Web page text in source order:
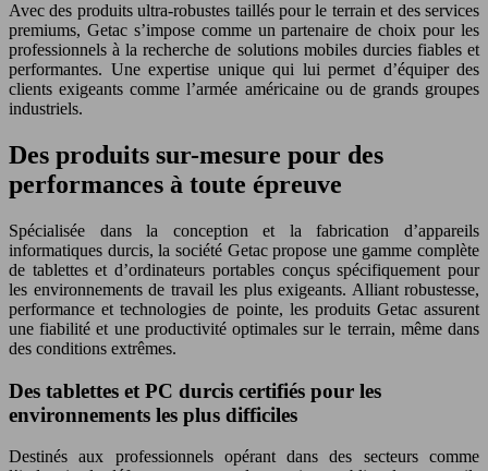
Avec des produits ultra-robustes taillés pour le terrain et des services
premiums, Getac s’impose comme un partenaire de choix pour les
professionnels à la recherche de solutions mobiles durcies fiables et
performantes. Une expertise unique qui lui permet d’équiper des
clients exigeants comme l’armée américaine ou de grands groupes
industriels.
Des produits sur-mesure pour des
performances à toute épreuve
Spécialisée dans la conception et la fabrication d’appareils
informatiques durcis, la société Getac propose une gamme complète
de tablettes et d’ordinateurs portables conçus spécifiquement pour
les environnements de travail les plus exigeants. Alliant robustesse,
performance et technologies de pointe, les produits Getac assurent
une fiabilité et une productivité optimales sur le terrain, même dans
des conditions extrêmes.
Des tablettes et PC durcis certifiés pour les
environnements les plus difficiles
Destinés aux professionnels opérant dans des secteurs comme